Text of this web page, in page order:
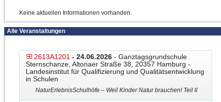
Keine aktuellen Informationen vorhanden.
Alle Veranstaltungen
2613A1201 - 24.06.2026 - Ganztagsgrundschule
Sternschanze, Altonaer Straße 38, 20357 Hamburg -
Landesinstitut für Qualifizierung und Qualitätsentwicklung
in Schulen
NaturErlebnisSchulhöfe – Weil Kinder Natur brauchen! Teil II